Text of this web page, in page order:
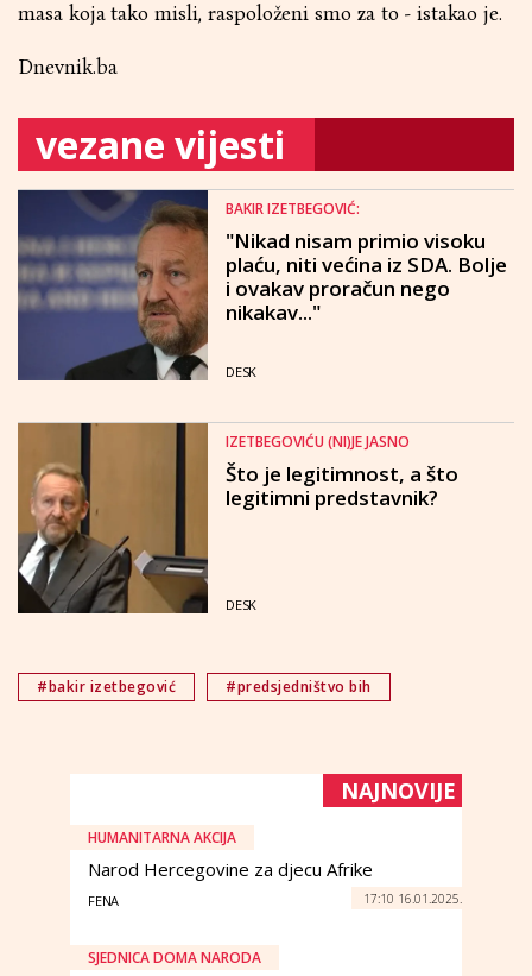
masa koja tako misli, raspoloženi smo za to - istakao je.
Dnevnik.ba
vezane vijesti
BAKIR IZETBEGOVIĆ:
"Nikad nisam primio visoku
plaću, niti većina iz SDA. Bolje
i ovakav proračun nego
nikakav..."
DESK
IZETBEGOVIĆU (NI)JE JASNO
Što je legitimnost, a što
legitimni predstavnik?
DESK
#bakir izetbegović #predsjedništvo bih
NAJNOVIJE
HUMANITARNA AKCIJA
Narod Hercegovine za djecu Afrike
FENA 17:10 16.01.2025.
SJEDNICA DOMA NARODA